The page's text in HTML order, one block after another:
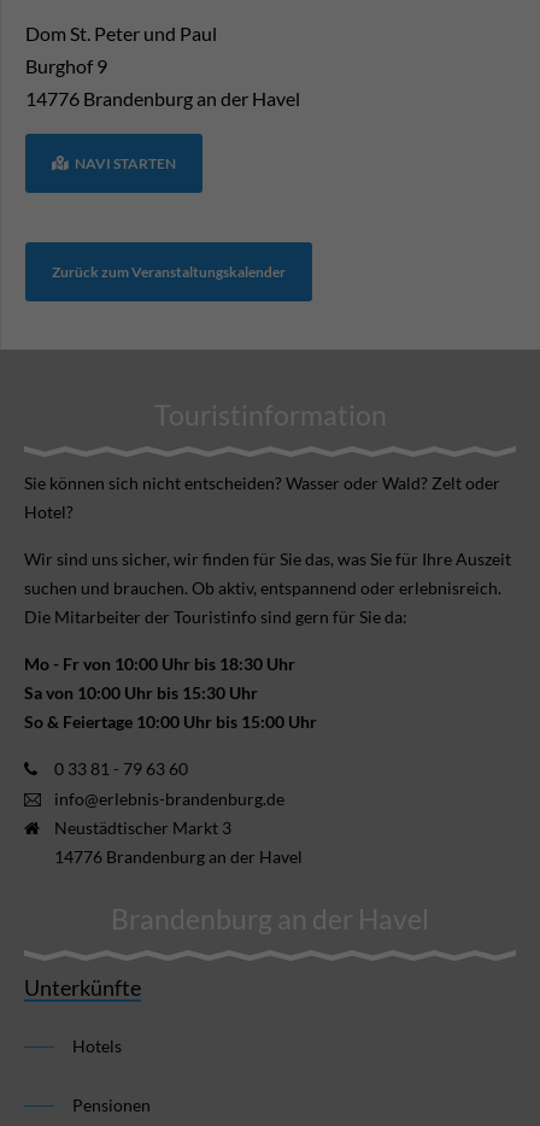
Dom St. Peter und Paul
Burghof 9
14776 Brandenburg an der Havel
NAVI STARTEN
Zurück zum Veranstaltungskalender
Touristinformation
Sie können sich nicht ent­scheiden? Wasser oder Wald? Zelt oder
Hotel?
Wir sind uns sicher, wir finden für Sie das, was Sie für Ihre Aus­zeit
suchen und brauchen. Ob aktiv, ent­spannend oder erlebnis­reich.
Die Mitarbeiter der Touristinfo sind gern für Sie da:
Mo - Fr von 10:00 Uhr bis 18:30 Uhr
Sa von 10:00 Uhr bis 15:30 Uhr
So & Feiertage 10:00 Uhr bis 15:00 Uhr
0 33 81 - 79 63 60
info@erlebnis-brandenburg.de
Neustädtischer Markt 3
14776 Brandenburg an der Havel
Brandenburg an der Havel
Unterkünfte
Hotels
Pensionen